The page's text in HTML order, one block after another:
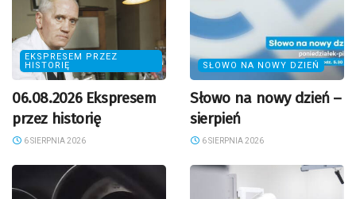
EKSPRESEM PRZEZ
HISTORIĘ
06.08.2026 Ekspresem
przez historię
6 SIERPNIA 2026
SŁOWO NA NOWY DZIEŃ
Słowo na nowy dzień –
sierpień
6 SIERPNIA 2026